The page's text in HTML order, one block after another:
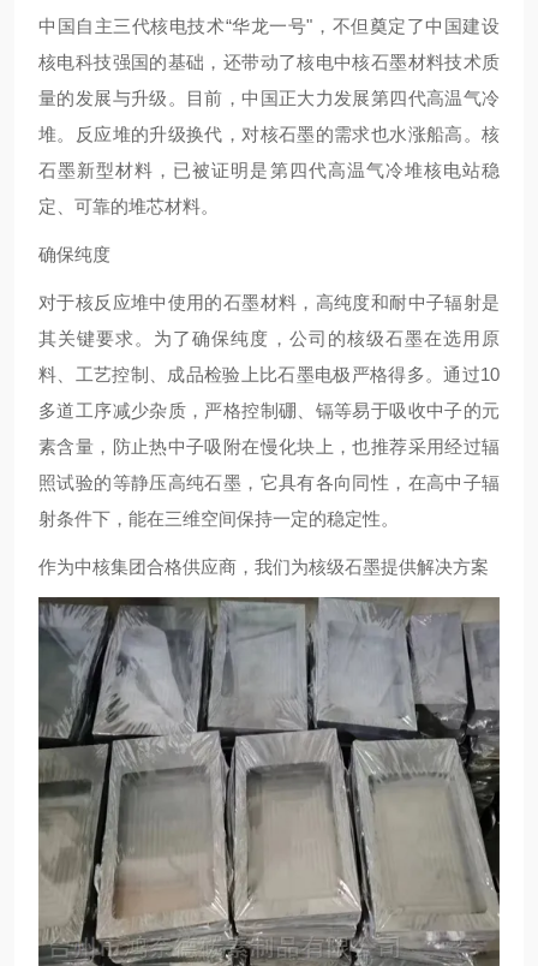
中国自主三代核电技术“华龙一号"，不但奠定了中国建设
核电科技强国的基础，还带动了核电中核石墨材料技术质
量的发展与升级。目前，中国正大力发展第四代高温气冷
堆。反应堆的升级换代，对核石墨的需求也水涨船高。核
石墨新型材料，已被证明是第四代高温气冷堆核电站稳
定、可靠的堆芯材料。
确保纯度
对于核反应堆中使用的石墨材料，高纯度和耐中子辐射是
其关键要求。为了确保纯度，公司的核级石墨在选用原
料、工艺控制、成品检验上比石墨电极严格得多。通过10
多道工序减少杂质，严格控制硼、镉等易于吸收中子的元
素含量，防止热中子吸附在慢化块上，也推荐采用经过辐
照试验的等静压高纯石墨，它具有各向同性，在高中子辐
射条件下，能在三维空间保持一定的稳定性。
作为中核集团合格供应商，我们为核级石墨提供解决方案